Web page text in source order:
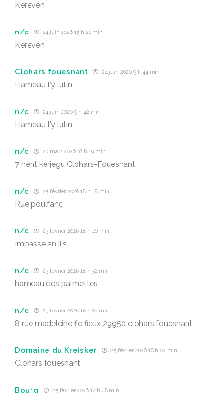
Kereven
n/c 24 juin 2026 15 h 21 min
Kereven
Clohars fouesnant 24 juin 2026 9 h 44 min
Hameau t’y lutin
n/c 24 juin 2026 9 h 42 min
Hameau t’y lutin
n/c 20 mars 2026 18 h 19 min
7 hent kerjegu Clohars-Fouesnant
n/c 25 février 2026 18 h 48 min
Rue poulfanc
n/c 25 février 2026 18 h 46 min
Impasse an ilis
n/c 25 février 2026 18 h 32 min
hameau des palmettes
n/c 25 février 2026 18 h 03 min
8 rue madeleine fie fieux 29950 clohars fouesnant
Domaine du Kreisker 25 février 2026 18 h 02 min
Clohars fouesnant
Bourg 25 février 2026 17 h 48 min